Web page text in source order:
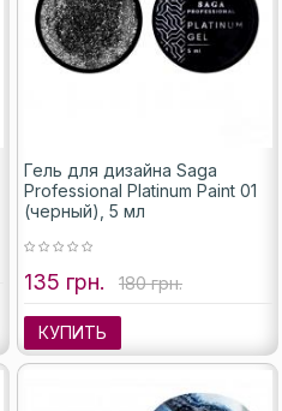
Гель для дизайна Saga
Professional Platinum Paint 01
(черный), 5 мл
135 грн. 180 грн.
КУПИТЬ